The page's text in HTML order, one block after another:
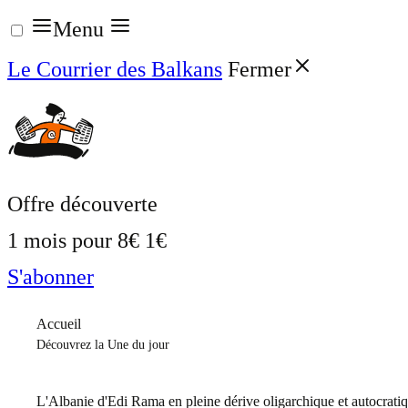
Aller
au
contenu
Menu
Le Courrier des Balkans Fermer
Offre découverte
1 mois pour 8€ 1€
S'abonner
Accueil
Découvrez la Une du jour
L'Albanie d'Edi Rama en pleine dérive oligarchique et